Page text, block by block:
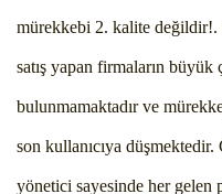
mürekkebi 2. kalite değildir!.
satış yapan firmaların
bulunmamaktadır ve
son kullanıcıya
yönetici sayesinde her